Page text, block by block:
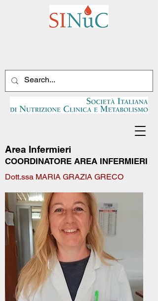
Area Infermieri
COORDINATORE AREA INFERMIERI
Dott.ssa MARIA GRAZIA GRECO